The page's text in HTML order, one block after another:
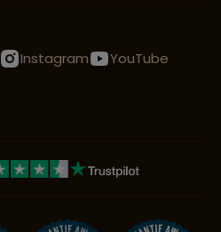
Instagram
YouTube